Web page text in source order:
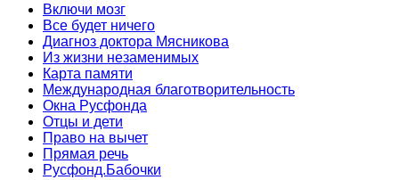
Включи мозг
Все будет ничего
Диагноз доктора Мясникова
Из жизни незаменимых
Карта памяти
Международная благотворительность
Окна Русфонда
Отцы и дети
Право на вычет
Прямая речь
Русфонд.Бабочки